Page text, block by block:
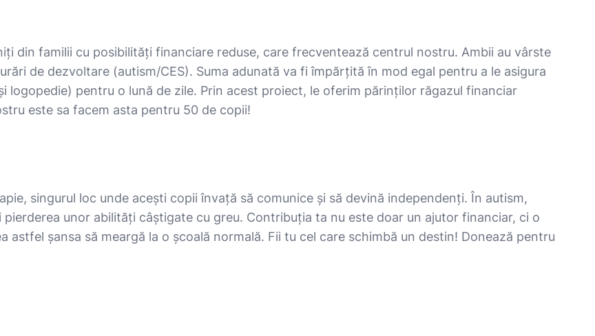
din familii cu posibilități financiare reduse, care frecventează centrul nostru. Ambii au vârste
de dezvoltare (autism/CES). Suma adunată va fi împărțită în mod egal pentru a le asigura
logopedie) pentru o lună de zile. Prin acest proiect, le oferim părinților răgazul financiar
este sa facem asta pentru 50 de copii!
singurul loc unde acești copii învață să comunice și să devină independenți. În autism,
unor abilități câștigate cu greu. Contribuția ta nu este doar un ajutor financiar, ci o
șansa să meargă la o școală normală. Fii tu cel care schimbă un destin! Donează pentru